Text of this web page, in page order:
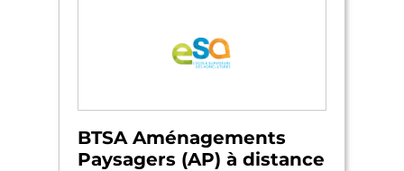
BTSA Aménagements
Paysagers (AP) à distance